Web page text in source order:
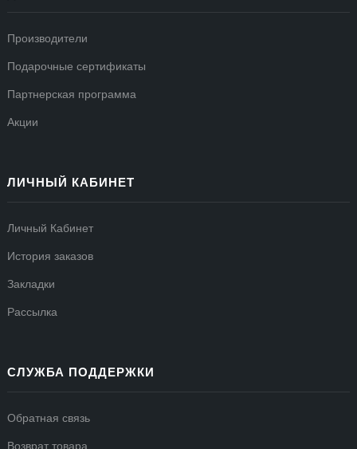
Производители
Подарочные сертификаты
Партнерская программа
Акции
ЛИЧНЫЙ КАБИНЕТ
Личный Кабинет
История заказов
Закладки
Рассылка
СЛУЖБА ПОДДЕРЖКИ
Обратная связь
Возврат товара